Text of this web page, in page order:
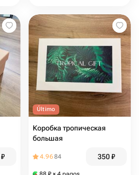
₽
Último
Коробка тропическая
большая
4.9684 350₽